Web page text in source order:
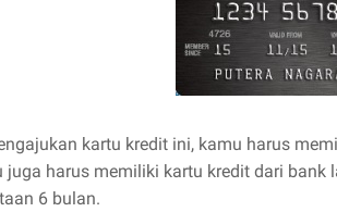
kartu kredit ini, kamu harus
juga harus memiliki kartu kredit dari
6 bulan.